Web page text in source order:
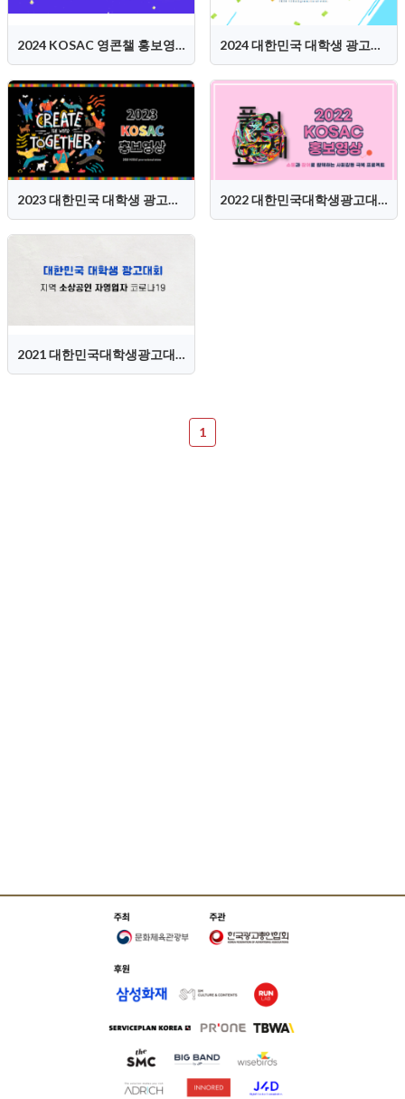
2024 KOSAC 영콘챌 홍보영상 2024 대한민국 대학생 광고대회 (KOSAC) 홍보영상
2023 대한민국 대학생 광고대회(KOSAC) 홍보영상 2022 대한민국대학생광고대회(KOSAC) 홍보영상
2021 대한민국대학생광고대회(KOSAC) 홍보영상
1